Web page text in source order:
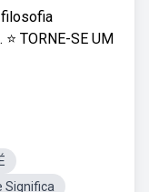
⭐ TORNE-SE UM
Significa